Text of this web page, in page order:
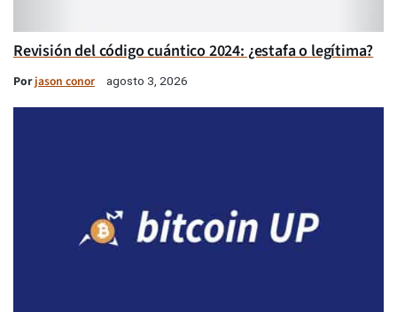
Revisión del código cuántico 2024: ¿estafa o legítima?
Porjason conor agosto 3, 2026